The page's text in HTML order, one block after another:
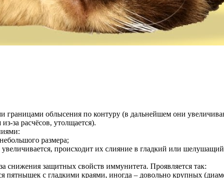
облысения по контуру (в дальнейшем они
за расчёсов, утолщается).
размера;
увеличивается, происходит их слияние в гладкий или
защитных свойств иммунитета. Проявляется так:
с гладкими краями, иногда – довольно крупных